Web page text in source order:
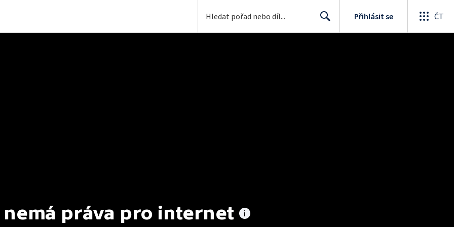
Přihlásit se ČT
nemá práva pro internet